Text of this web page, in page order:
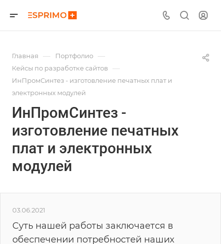
Главная — Портфолио —
Кейсы по разработке сайтов —
ИнПромСинтез - изготовление печатных плат и
электронных модулей
ИнПромСинтез -
изготовление печатных
плат и электронных
модулей
03.06.2021
Суть нашей работы заключается в
обеспечении потребностей наших